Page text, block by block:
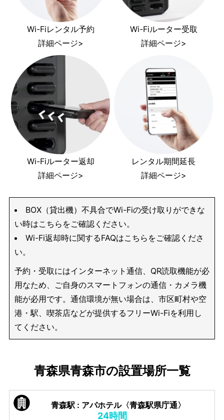
Wi-Fiレンタル予約
詳細ページ>
Wi-Fiルーター受取
詳細ページ>
Wi-Fiルーター返却
詳細ページ>
レンタル期間延長
詳細ページ>
BOX（貸出機）不具合でWi-Fiの受け取りができな
い時はこちらをご確認ください。
Wi-Fi返却時に関するFAQはこちらをご確認くださ
い。
予約・受取にはインターネット通信、QR読取機能が必
用なため、ご自身のスマートフォンの通信・カメラ機
能が必用です。通信環境が無い場合は、市区町村や空
港・駅、喫茶店などが提供するフリーWi-Fiを利用し
てください。
青森県青森市の設置場所一覧
青森駅 : アパホテル〈青森駅県庁通〉
24時間